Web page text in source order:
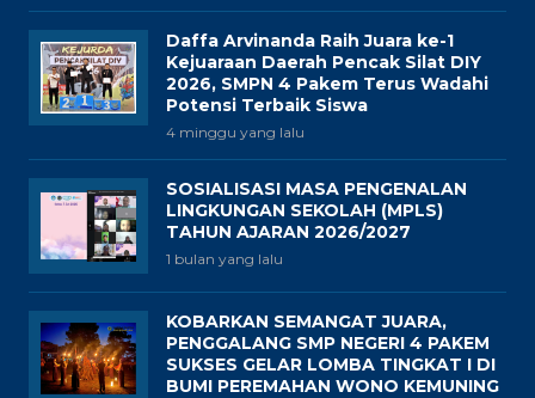
Daffa Arvinanda Raih Juara ke-1
Kejuaraan Daerah Pencak Silat DIY
2026, SMPN 4 Pakem Terus Wadahi
Potensi Terbaik Siswa
4 minggu yang lalu
SOSIALISASI MASA PENGENALAN
LINGKUNGAN SEKOLAH (MPLS)
TAHUN AJARAN 2026/2027
1 bulan yang lalu
KOBARKAN SEMANGAT JUARA,
PENGGALANG SMP NEGERI 4 PAKEM
SUKSES GELAR LOMBA TINGKAT I DI
BUMI PEREMAHAN WONO KEMUNING